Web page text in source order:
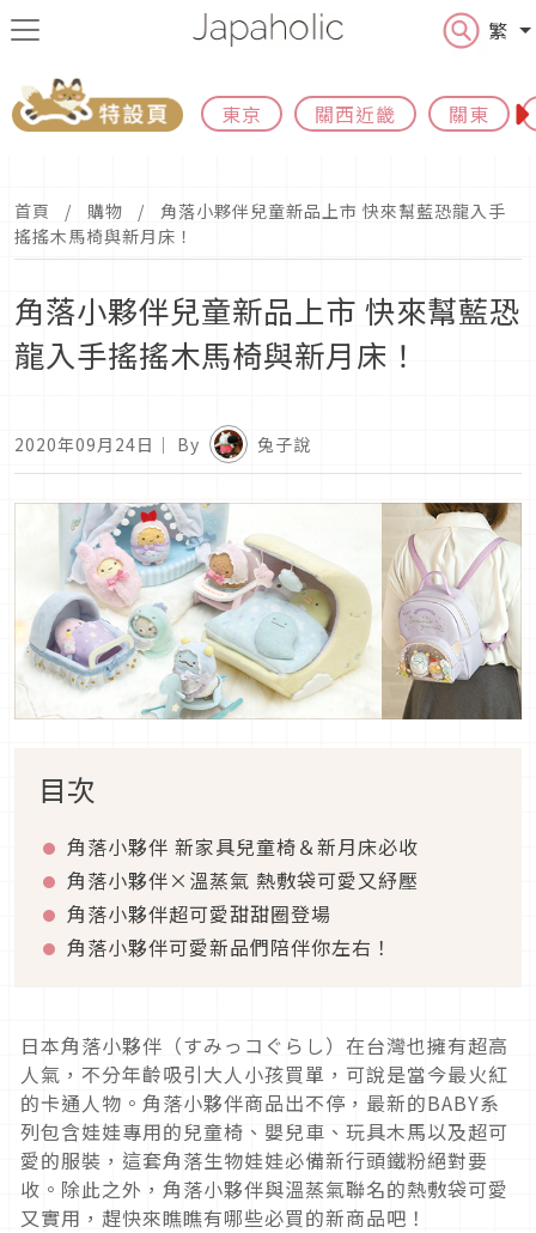
繁
東京 關西近畿 關東
首頁 購物
角落小夥伴兒童新品上市 快來幫藍恐龍入手
搖搖木馬椅與新月床！
角落小夥伴兒童新品上市 快來幫藍恐
龍入手搖搖木馬椅與新月床！
2020年09月24日 ｜ By 兔子說
目次
角落小夥伴 新家具兒童椅＆新月床必收
角落小夥伴×溫蒸氣 熱敷袋可愛又紓壓
角落小夥伴超可愛甜甜圈登場
角落小夥伴可愛新品們陪伴你左右！
日本角落小夥伴（すみっコぐらし）在台灣也擁有超高
人氣，不分年齡吸引大人小孩買單，可說是當今最火紅
的卡通人物。角落小夥伴商品出不停，最新的BABY系
列包含娃娃專用的兒童椅、嬰兒車、玩具木馬以及超可
愛的服裝，這套角落生物娃娃必備新行頭鐵粉絕對要
收。除此之外，角落小夥伴與溫蒸氣聯名的熱敷袋可愛
又實用，趕快來瞧瞧有哪些必買的新商品吧！